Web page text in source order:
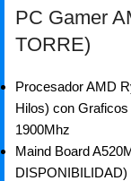
PC Gamer
TORRE)
Procesador AMD
Hilos) con
1900Mhz
Maind Board
DISPONIBILIDAD)